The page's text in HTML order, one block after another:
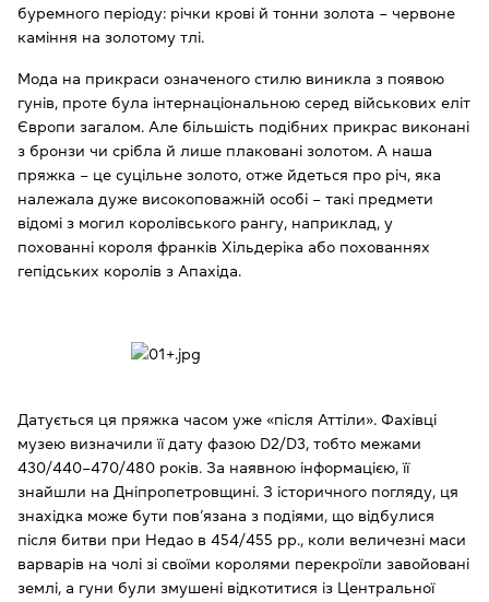
буремного періоду: річки крові й тонни золота – червоне
каміння на золотому тлі.
Мода на прикраси означеного стилю виникла з появою
гунів, проте була інтернаціональною серед військових еліт
Європи загалом. Але більшість подібних прикрас виконані
з бронзи чи срібла й лише плаковані золотом. А наша
пряжка – це суцільне золото, отже йдеться про річ, яка
належала дуже високоповажній особі – такі предмети
відомі з могил королівського рангу, наприклад, у
похованні короля франків Хільдеріка або похованнях
гепідських королів з Апахіда.
Датується ця пряжка часом уже «після Аттіли». Фахівці
музею визначили її дату фазою D2/D3, тобто межами
430/440–470/480 років. За наявною інформацією, її
знайшли на Дніпропетровщині. З історичного погляду, ця
знахідка може бути пов’язана з подіями, що відбулися
після битви при Недао в 454/455 рр., коли величезні маси
варварів на чолі зі своїми королями перекроїли завойовані
землі, а гуни були змушені відкотитися із Центральної